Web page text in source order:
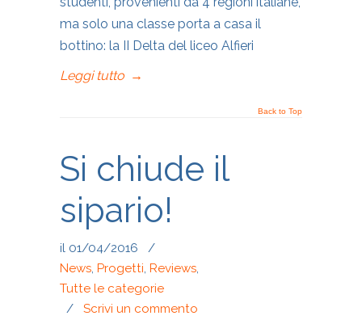
ma solo una classe porta a casa il
bottino: la II Delta del liceo Alfieri
Leggi tutto →
Back to Top
Si chiude il
sipario!
il 01/04/2016
/
News, Progetti, Reviews,
Tutte le categorie
/ Scrivi un commento